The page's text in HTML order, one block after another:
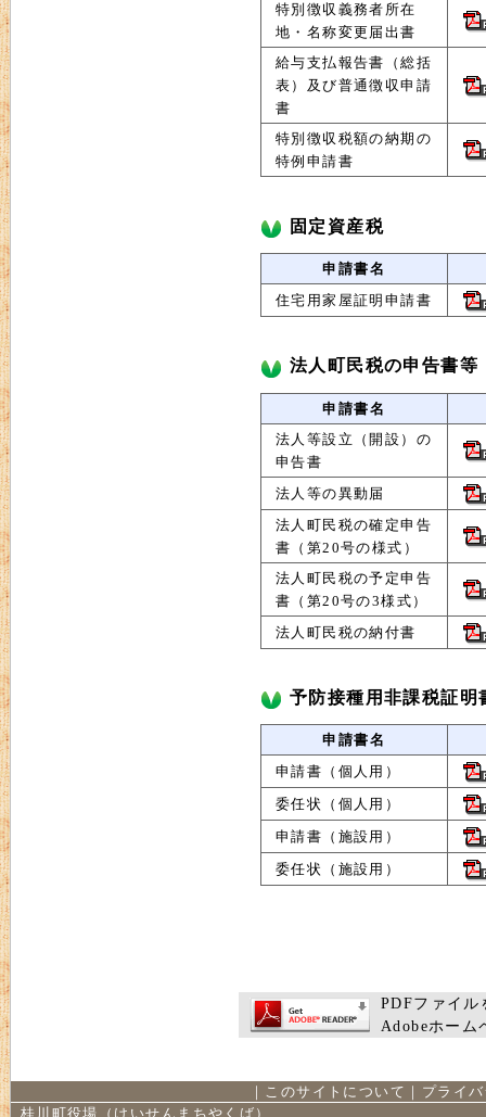
特別徴収義務者所在
地・名称変更届出書
給与支払報告書（総括
表）及び普通徴収申請
書
特別徴収税額の納期の
特例申請書
固定資産税
申請書名
住宅用家屋証明申請書
法人町民税の申告書等
申請書名
法人等設立（開設）の
申告書
法人等の異動届
法人町民税の確定申告
書（第20号の様式）
法人町民税の予定申告
書（第20号の3様式）
法人町民税の納付書
予防接種用非課税証明
申請書名
申請書（個人用）
委任状（個人用）
申請書（施設用）
委任状（施設用）
PDFファイ
Adobeホーム
｜ このサイトについて ｜ プライ
桂川町役場（けいせんまちやくば）